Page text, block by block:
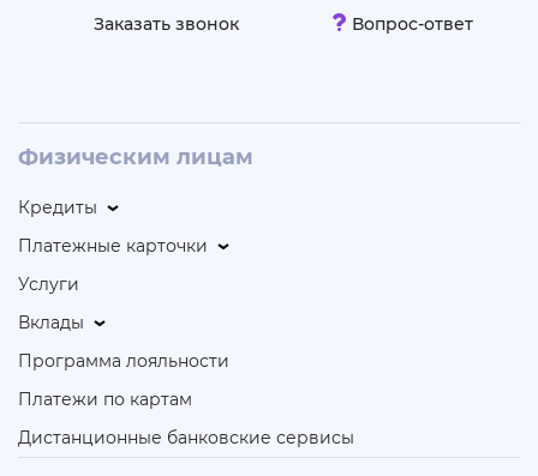
Заказать звонок Вопрос-ответ
Физическим лицам
Кредиты
Платежные карточки
Услуги
Вклады
Программа лояльности
Платежи по картам
Дистанционные банковские сервисы